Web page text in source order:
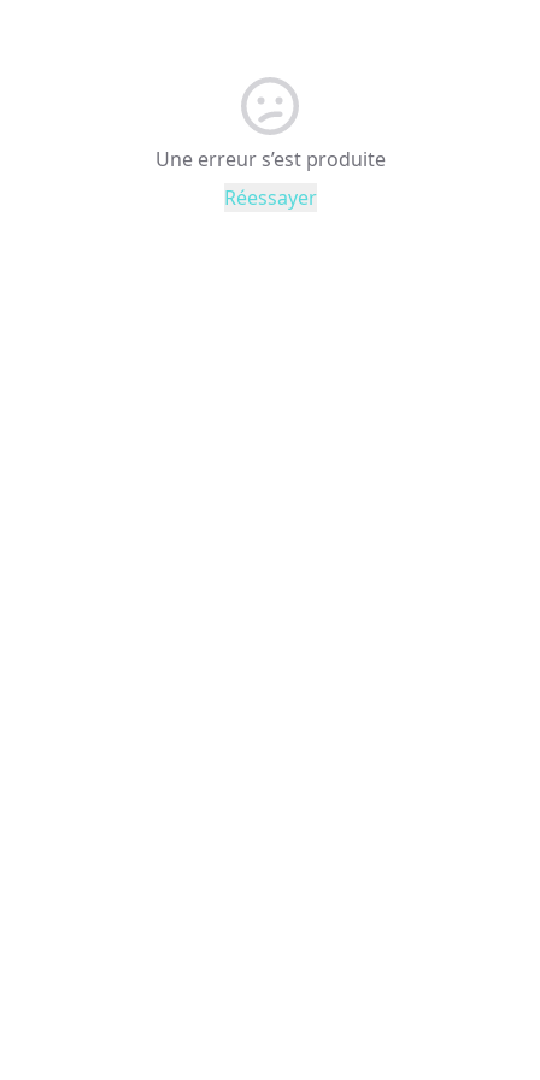
Une erreur s’est produite
Réessayer